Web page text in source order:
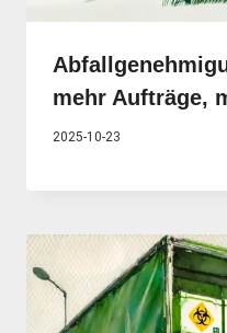
mehr Aufträge,
2025-10-23